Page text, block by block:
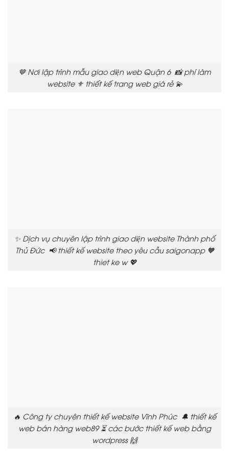
🤎 Nơi lập trình mẫu giao diện web Quận 6 📸 phí làm
website ⚜️ thiết kế trang web giá rẻ 💫
✨ Dịch vụ chuyên lập trình giao diện website Thành phố
Thủ Đức 📢 thiết kế website theo yêu cầu saigonapp 🧡
thiet ke w 💖
🔥 Công ty chuyên thiết kế website Vĩnh Phúc 🔔 thiết kế
web bán hàng web89 ⏳ các bước thiết kế web bằng
wordpress 🙌